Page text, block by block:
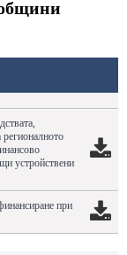
устройствени
при